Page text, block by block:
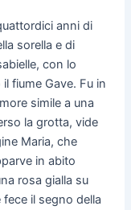
anni di
sorella e di
con lo
fiume Gave. Fu in
simile a una
la grotta, vide
Maria, che
in abito
rosa gialla su
il segno della